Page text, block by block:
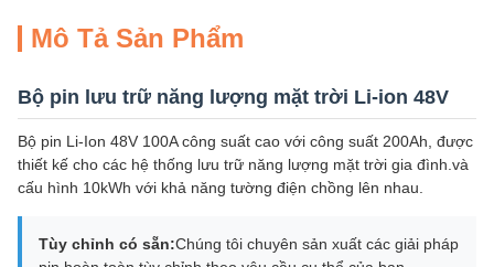
Mô Tả Sản Phẩm
Bộ pin lưu trữ năng lượng mặt trời Li-ion 48V
Bộ pin Li-Ion 48V 100A công suất cao với công suất 200Ah, được
thiết kế cho các hệ thống lưu trữ năng lượng mặt trời gia đình.và
cấu hình 10kWh với khả năng tường điện chồng lên nhau.
Tùy chỉnh có sẵn:Chúng tôi chuyên sản xuất các giải pháp